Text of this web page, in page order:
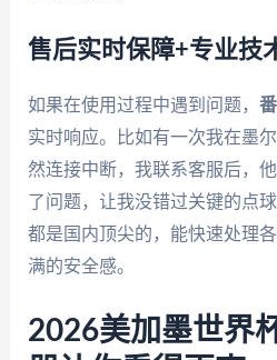
售后实时保障+专业技
如果在使用过程中遇到问题，
实时响应。比如有一次我在墨
然连接中断，我联系客服后，
了问题，让我没错过关键的点
都是国内顶尖的，能快速处理
满的安全感。
2026美加墨世界